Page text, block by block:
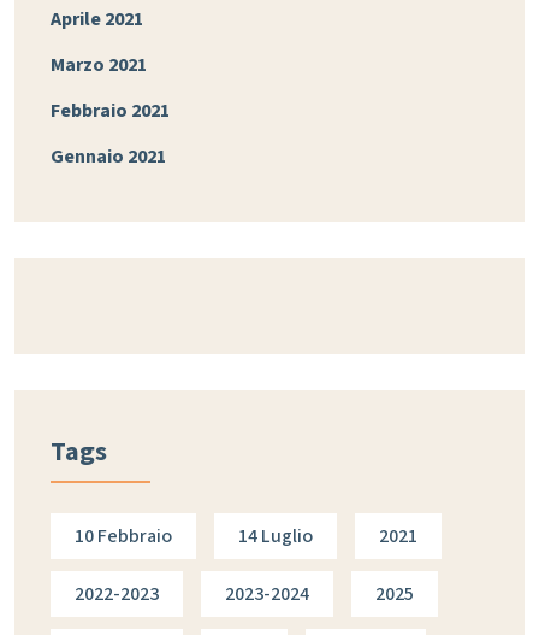
Aprile 2021
Marzo 2021
Febbraio 2021
Gennaio 2021
Tags
10 Febbraio 14 Luglio 2021
2022-2023 2023-2024 2025